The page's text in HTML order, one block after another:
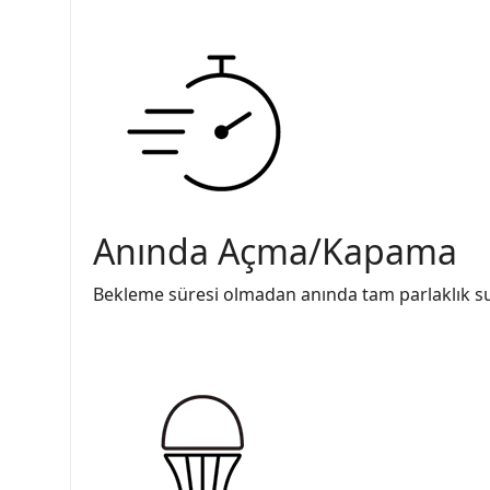
Anında Açma/Kapama
Bekleme süresi olmadan anında tam parlaklık